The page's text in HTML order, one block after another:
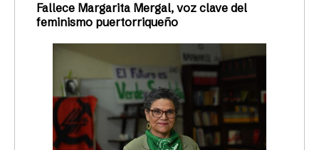
Fallece Margarita Mergal, voz clave del
feminismo puertorriqueño